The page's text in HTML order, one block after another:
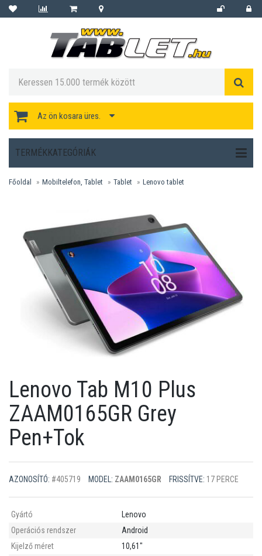
Az ön kosara üres.
TERMÉKKATEGÓRIÁK
Főoldal Mobiltelefon, Tablet Tablet Lenovo tablet
Lenovo Tab M10 Plus
ZAAM0165GR Grey
Pen+Tok
AZONOSÍTÓ: #405719 MODEL: ZAAM0165GR FRISSÍTVE: 17 PERCE
Gyártó
Lenovo
Operációs rendszer
Android
Kijelző méret
10,61"